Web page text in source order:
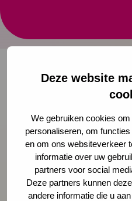
Deze website
We gebruiken cookies
personaliseren, om
en om ons websiteverkeer
informatie over uw
partners voor social
Deze partners kunnen
andere informatie die u
Onze nieuwsbrief
Schrijf je in
Preventie